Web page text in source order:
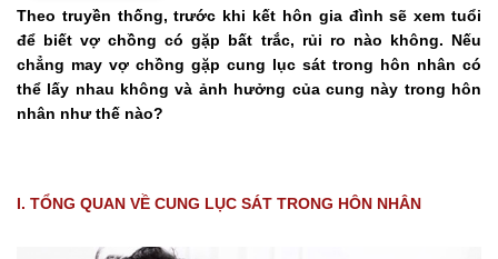
Theo truyền thống, trước khi kết hôn gia đình sẽ xem tuổi
để biết vợ chồng có gặp bất trắc, rủi ro nào không. Nếu
chẳng may vợ chồng gặp cung lục sát trong hôn nhân có
thể lấy nhau không và ảnh hưởng của cung này trong hôn
nhân như thế nào?
I. TỔNG QUAN VỀ CUNG LỤC SÁT TRONG HÔN NHÂN